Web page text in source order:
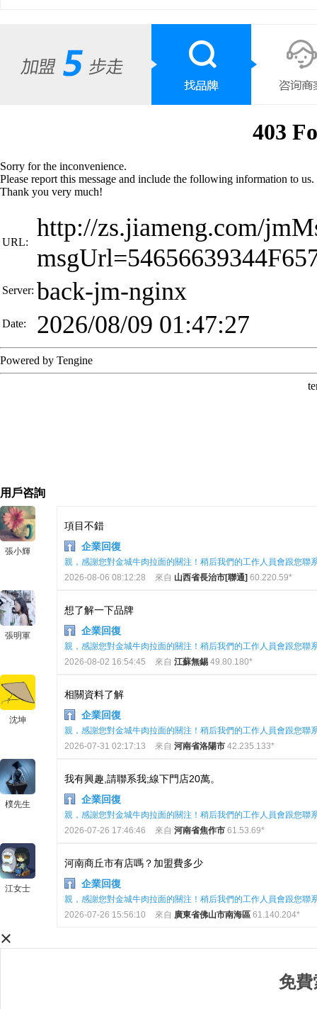
用戶咨詢
張小輝
項目不錯
企業回復
親，感謝您對金城牛肉拉面的關注！稍后我們的工作人員會跟您聯
2026-08-06 08:12:28
來自 山西省長治市[聯通] 60.220.59*
張明軍
想了解一下品牌
企業回復
親，感謝您對金城牛肉拉面的關注！稍后我們的工作人員會跟您聯
2026-08-02 16:54:45
來自 江蘇無錫 49.80.180*
沈坤
相關資料了解
企業回復
親，感謝您對金城牛肉拉面的關注！稍后我們的工作人員會跟您聯
2026-07-31 02:17:13
來自 河南省洛陽市 42.235.133*
樸先生
我有興趣,請聯系我;線下門店20萬。
企業回復
親，感謝您對金城牛肉拉面的關注！稍后我們的工作人員會跟您聯
2026-07-26 17:46:46
來自 河南省焦作市 61.53.69*
江女士
河南商丘市有店嗎？加盟費多少
企業回復
親，感謝您對金城牛肉拉面的關注！稍后我們的工作人員會跟您聯
2026-07-26 15:56:10
來自 廣東省佛山市南海區 61.140.204*
×
免費